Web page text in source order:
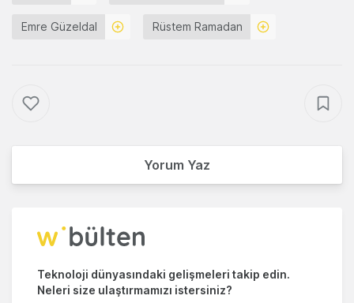
Emre Güzeldal Rüstem Ramadan
Yorum Yaz
Teknoloji dünyasındaki gelişmeleri takip edin.
Neleri size ulaştırmamızı istersiniz?